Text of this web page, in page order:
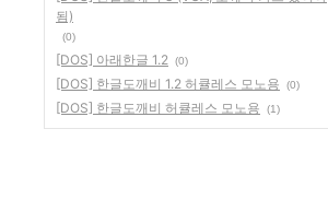
됨)
(0)
[DOS] 아래한글 1.2 (0)
[DOS] 한글도깨비 1.2 허큘레스 모노용 (0)
[DOS] 한글도깨비 허큘레스 모노용 (1)